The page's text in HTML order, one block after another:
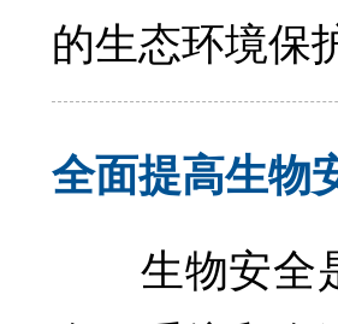
的生态环境保
全面提高生物
生物安全是